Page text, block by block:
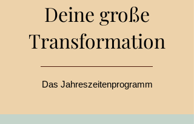
Deine große
Transformation
Das Jahreszeitenprogramm